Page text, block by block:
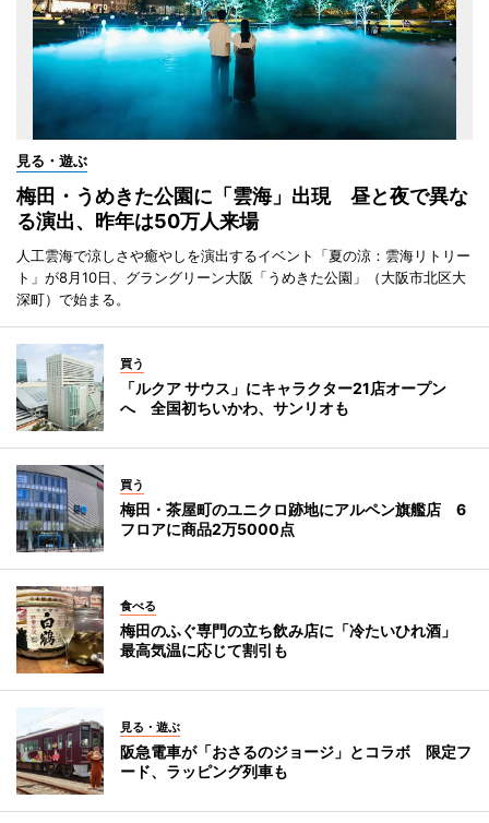
見る・遊ぶ
梅田・うめきた公園に「雲海」出現 昼と夜で異な
る演出、昨年は50万人来場
人工雲海で涼しさや癒やしを演出するイベント「夏の涼：雲海リトリー
ト」が8月10日、グラングリーン大阪「うめきた公園」（大阪市北区大
深町）で始まる。
買う
「ルクア サウス」にキャラクター21店オープン
へ 全国初ちいかわ、サンリオも
買う
梅田・茶屋町のユニクロ跡地にアルペン旗艦店 6
フロアに商品2万5000点
食べる
梅田のふぐ専門の立ち飲み店に「冷たいひれ酒」
最高気温に応じて割引も
見る・遊ぶ
阪急電車が「おさるのジョージ」とコラボ 限定フ
ード、ラッピング列車も